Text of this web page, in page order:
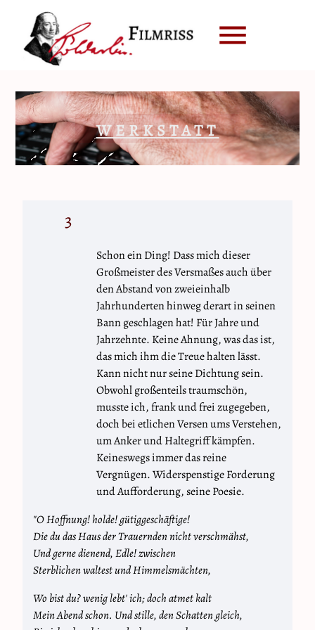
menu
WERKSTATT
3
Schon ein Ding! Dass mich dieser
Großmeister des Versmaßes auch über
den Abstand von zweieinhalb
Jahrhunderten hinweg derart in seinen
Bann geschlagen hat! Für Jahre und
Jahrzehnte. Keine Ahnung, was das ist,
das mich ihm die Treue halten lässt.
Kann nicht nur seine Dichtung sein.
Obwohl großenteils traumschön,
musste ich, frank und frei zugegeben,
doch bei etlichen Versen ums Verstehen,
um Anker und Haltegriff kämpfen.
Keineswegs immer das reine
Vergnügen. Widerspenstige Forderung
und Aufforderung, seine Poesie.
"O Hoffnung! holde! gütiggeschäftige!
Die du das Haus der Trauernden nicht verschmähst,
Und gerne dienend, Edle! zwischen
Sterblichen waltest und Himmelsmächten,
Wo bist du? wenig lebt' ich; doch atmet kalt
Mein Abend schon. Und stille, den Schatten gleich,